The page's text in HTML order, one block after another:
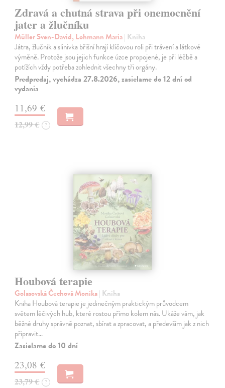
Zdravá a chutná strava při onemocnění
jater a žlučníku
Müller Sven-David, Lohmann Maria| Kniha
Játra, žlučník a slinivka břišní hrají klíčovou roli při trávení a látkové
výměně. Protože jsou jejich funkce úzce propojené, je při léčbě a
potížích vždy potřeba zohlednit všechny tři orgány.
Predpredaj, vychádza 27.8.2026, zasielame do 12 dní od
vydania
11,69 €
12,99 € ?
Houbová terapie
Golasovská Čechová Monika| Kniha
Kniha Houbová terapie je jedinečným praktickým průvodcem
světem léčivých hub, které rostou přímo kolem nás. Ukáže vám, jak
běžné druhy správně poznat, sbírat a zpracovat, a především jak z nich
připravit…
Zasielame do 10 dní
23,08 €
23,79 € ?